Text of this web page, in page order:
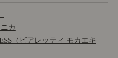
カ
（ビアレッティ モカエキ